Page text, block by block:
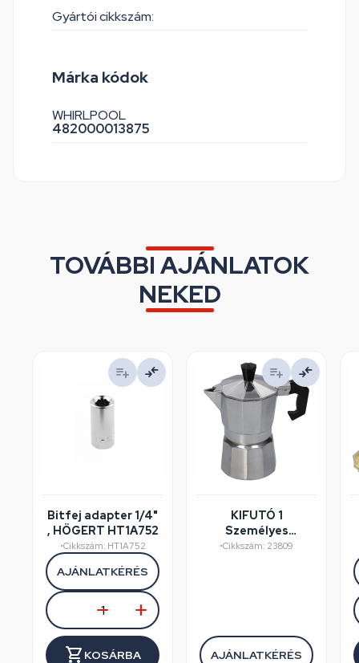
Gyártói cikkszám:
Márka kódok
WHIRLPOOL
482000013875
TOVÁBBI AJÁNLATOK
NEKED
Bitfej adapter 1/4"
, HÖGERT HT1A752
•Cikkszám: HT1A752
AJÁNLATKÉRÉS
KOSÁRBA
KIFUTÓ 1
Személyes
kávéfőző
•Cikkszám: 23809
AJÁNLATKÉRÉS